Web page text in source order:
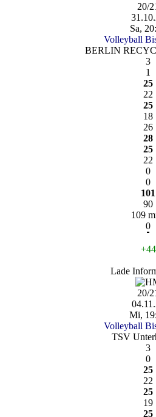
20/
Sa,
Volleyball
BERLIN
3
1
25
22
25
18
26
28
25
22
0
0
101
90
109
0
+44
Lade
20/
Mi,
Volleyball
TSV
3
0
25
22
25
19
25